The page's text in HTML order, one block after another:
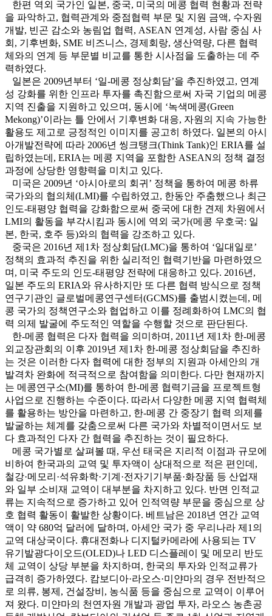
한편 역외 국가인 일본, 중국, 미국의 메콩 협력 현황과 전략
을 파악하고, 협력관계와 중점협력 부문 및 지원 금액, 수자원
개발, 빈곤 감소와 농림업 협력, ASEAN 연계성, 사람 중심 사
회, 기후변화, SME 비즈니스, 경제회랑, 생산역량, 다른 협력
체와의 연계 등 부문별 비교를 통한 시사점을 도출하는 데 주
력하였다.
일본은 2009년부터 ‘일-메콩 정상회담’을 추진하였고, 연계
성 강화를 위한 인프라 투자를 촉진함으로써 자국 기업의 메콩
지역 진출을 지원하고 있으며, 동시에 ‘녹색메콩(Green
Mekong)’이라는 틀 안에서 기후변화 대응, 자원의 지속 가능한
활용도 제고로 긍정적인 이미지를 공고히 하였다. 일본의 아시
아개발전략에 따라 2006년 씽크탱크(Think Tank)인 ERIA를 설
립하였는데, ERIA는 메콩 지역을 포함한 ASEAN의 정책 결정
과정에 상당한 영향력을 미치고 있다.
미국은 2009년 ‘아시아로의 회귀’ 정책을 통하여 메콩 하류
국가와의 협의체(LMI)를 수립하였고, 한동안 주춤했으나 최근
인도-태평양 협력을 강화함으로써 중국에 대한 견제 차원에서
LMI의 활동을 부각시킴과 동시에 역외 국가(메콩 우호국: 일
본, 한국, 호주 등)와의 협력을 강조하고 있다.
중국은 2016년 제1차 정상회담(LMC)을 통하여 ‘일대일로’
정책의 효과적 추진을 위한 실리적인 협력기반을 마련하였으
며, 미국 주도의 인도-태평양 전략에 대응하고 있다. 2016년,
일본 주도의 ERIA와 유사하지만 또 다른 협력 방식으로 정책
연구기관인 글로벌메콩연구센터(GCMS)를 출범시켰는데, 메
콩 국가의 정책연구소와 협업하고 이를 정례화하여 LMC의 협
력 의제 발굴에 주도적인 역할을 수행할 것으로 판단된다.
한-메콩 협력은 다자 협력을 의미하며, 2011년 제1차 한-메콩
외교장관회의 이후 2019년 제1차 한-메콩 정상회담을 추진하
는 것은 이러한 다자 협력에 대한 정부의 지원과 아세안의 개
발격차 완화에 적극적으로 참여함을 의미한다. 다만 현재까지
는 메콩연구소(MI)를 통하여 한-메콩 협력기금을 프로젝트형
사업으로 진행하는 수준이다. 따라서 다양한 메콩 지역 협력체
를 활용하는 방안을 마련하고, 한-메콩 간 중장기 협력 의제를
발굴하는 체계를 갖춤으로써 다른 국가와 차별적이면서도 보
다 효과적인 다자 간 협력을 추진하는 것이 필요하다.
메콩 국가별로 살펴볼 때, 우선 태국은 지리적 이점과 규모에
비하여 한국과의 교역 및 투자액이 상대적으로 적은 편인데,
철강·메모리·석유화학·기계·전자기기부품·화장품 등 산업재
와 일부 소비재 교역이 대부분을 차지하고 있다. 반면 인적교
류는 지속적으로 증가하고 있어 인적역량 부문을 중심으로 상
호 협력 활동이 활발한 상황이다. 베트남은 2018년 연간 교역
액이 약 680억 달러에 달하며, 아세안 국가 중 우리나라 제1의
교역 대상국이다. 휴대전화나 디지털카메라에 사용되는 TV
유기발광다이오드(OLED)나 LED 디스플레이 및 메모리 반도
체 교역이 상당 부분을 차지하며, 한국의 투자와 인적교류가
급격히 증가하였다. 캄보디아·라오스·미얀마의 경우 전반적으
로 의류, 봉제, 건설장비, 농식품 등을 중심으로 교역이 이루어
져 왔다. 미얀마의 천연자원 개발과 광업 투자, 라오스 농촌공